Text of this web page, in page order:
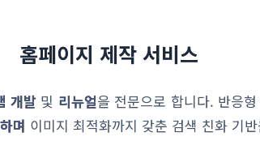
홈페이지 제작 서비스
개발 및 리뉴얼을 전문으로 합니다. 반응
며 이미지 최적화까지 갖춘 검색 친화 기